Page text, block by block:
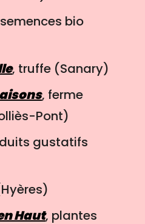
bio
, truffe (Sanary)
, ferme
Pont)
gustatifs
Haut, plantes